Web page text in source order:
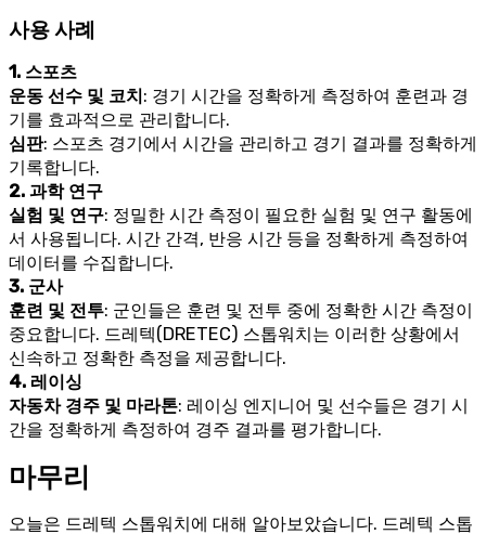
사용 사례
1. 스포츠
운동 선수 및 코치 : 경기 시간을 정확하게 측정하여 훈련과 경
기를 효과적으로 관리합니다.
심판: 스포츠 경기에서 시간을 관리하고 경기 결과를 정확하게
기록합니다.
2. 과학 연구
실험 및 연구: 정밀한 시간 측정이 필요한 실험 및 연구 활동에
서 사용됩니다. 시간 간격, 반응 시간 등을 정확하게 측정하여
데이터를 수집합니다.
3. 군사
훈련 및 전투: 군인들은 훈련 및 전투 중에 정확한 시간 측정이
중요합니다. 드레텍(DRETEC) 스톱워치는 이러한 상황에서
신속하고 정확한 측정을 제공합니다.
4. 레이싱
자동차 경주 및 마라톤: 레이싱 엔지니어 및 선수들은 경기 시
간을 정확하게 측정하여 경주 결과를 평가합니다.
마무리
오늘은 드레텍 스톱워치에 대해 알아보았습니다. 드레텍 스톱